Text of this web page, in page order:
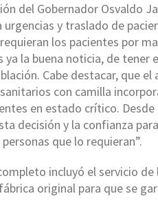
del Gobernador Osvaldo
y traslado de
los pacientes por
la buena noticia, de tener
Cabe destacar, que el
con camilla
en estado crítico.
decisión y la confianza
que lo requieran”.
incluyó el servicio de
original para que se